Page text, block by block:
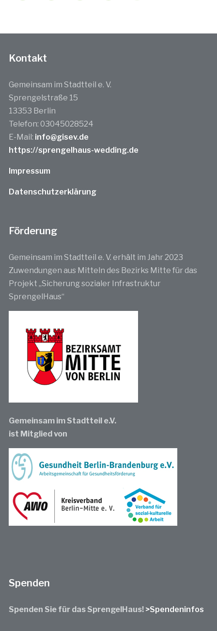
Kontakt
Gemeinsam im Stadtteil e. V.
Sprengelstraße 15
13353 Berlin
Telefon: 03045028524
E-Mail: info@gisev.de
https://sprengelhaus-wedding.de
Impressum
Datenschutzerklärung
Förderung
Gemeinsam im Stadtteil e. V. erhält im Jahr 2023
Zuwendungen aus Mitteln des Bezirks Mitte für das
Projekt „Sicherung sozialer Infrastruktur
SprengelHaus“
Gemeinsam im Stadtteil e.V.
ist Mitglied von
Spenden
Spenden Sie für das SprengelHaus! >Spendeninfos